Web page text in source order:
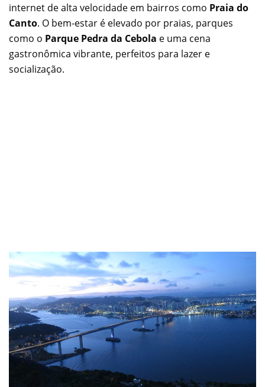
internet de alta velocidade em bairros como Praia do
Canto. O bem-estar é elevado por praias, parques
como o Parque Pedra da Cebola e uma cena
gastronômica vibrante, perfeitos para lazer e
socialização.